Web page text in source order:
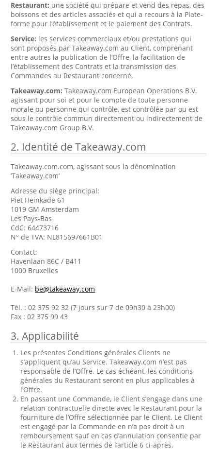
Restaurant: une société qui prépare et vend des repas, des
boissons et des articles associés et qui a recours à la Plate-
forme pour l’établissement et le paiement des Contrats.
Service: les services commerciaux et/ou prestations qui
sont proposés par Takeaway.com au Client, comprenant
entre autres la publication de l’Offre, la facilitation de
l’établissement des Contrats et la transmission des
Commandes au Restaurant concerné.
Takeaway.com:Takeaway.com European Operations B.V.
agissant pour soi et pour le compte de toute personne
morale ou personne qui contrôle, est contrôlée par ou est
sous le contrôle commun directement ou indirectement de
Takeaway.com Group B.V.
2. Identité de Takeaway.com
Takeaway.com.com, agissant sous la dénomination
’Takeaway.com’
Adresse du siège principal:
Piet Heinkade 61
1019 GM Amsterdam
Les Pays-Bas
CdC: 64473716
N° de TVA: NL815697661B01
Contact:
Havenlaan 86C / B411
1000 Bruxelles
E-Mail: be@takeaway.com
Tél. : 02 375 92 32 (7 jours sur 7 de 09h30 à 23h00)
Fax : 02 375 99 43
3. Applicabilité
Les présentes Conditions générales Clients ne
s’appliquent qu’au Service. Takeaway.com n’est pas
responsable de l’Offre. Le cas échéant, les conditions
générales du Restaurant seront en plus applicables à
l’Offre.
En passant une Commande, le Client s’engage dans une
relation contractuelle directe avec le Restaurant pour la
fourniture de l’Offre sélectionnée par le Client. Le Client
est engagé par la Commande en n’a pas droit à un
remboursement sauf en cas d’annulation consentie par
le Restaurant aux termes de l’article 6 ci-après.